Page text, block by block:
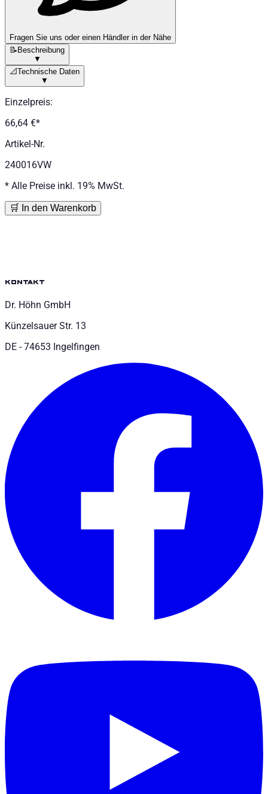
Fragen Sie uns oder einen Händler in der Nähe
📝Beschreibung
▼
📐Technische Daten
▼
Einzelpreis:
66,64 €*
Artikel-Nr.
240016VW
* Alle Preise inkl. 19% MwSt.
🛒 In den Warenkorb
kontakt
Dr. Höhn GmbH
Künzelsauer Str. 13
DE - 74653 Ingelfingen